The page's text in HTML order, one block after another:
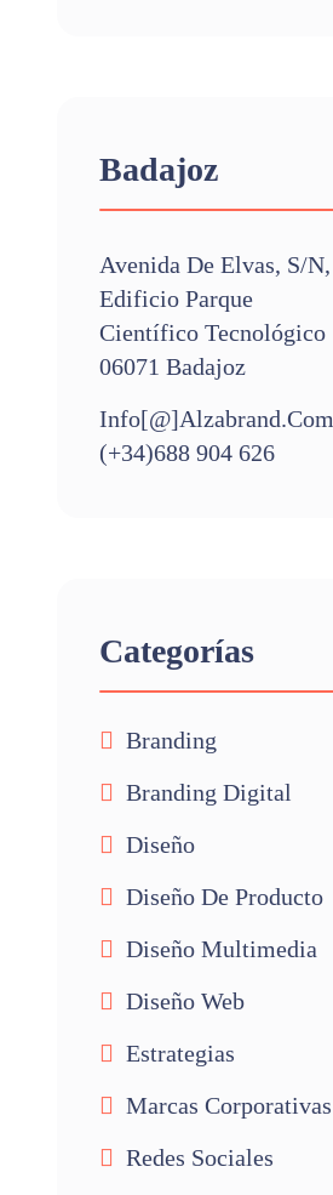
Badajoz
Avenida De Elvas, S/n,
Edificio Parque
Científico Tecnológico
06071 Badajoz
Info[@]alzabrand.com
(+34)688 904 626
Categorías
Branding
Branding Digital
Diseño
Diseño De Producto
Diseño Multimedia
Diseño Web
Estrategias
Marcas Corporativas
Redes Sociales